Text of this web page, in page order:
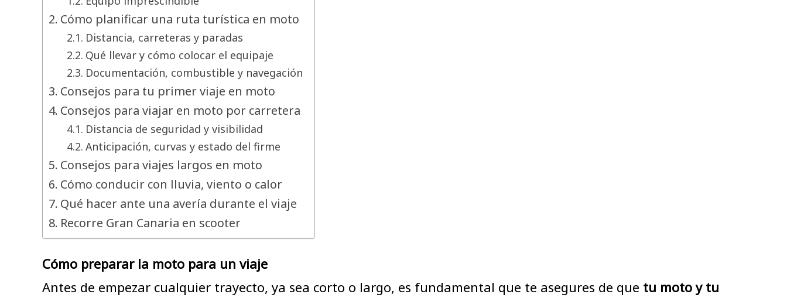
Cómo planificar una ruta turística en moto
Distancia, carreteras y paradas
Qué llevar y cómo colocar el equipaje
Documentación, combustible y navegación
Consejos para tu primer viaje en moto
Consejos para viajar en moto por carretera
Distancia de seguridad y visibilidad
Anticipación, curvas y estado del firme
Consejos para viajes largos en moto
Cómo conducir con lluvia, viento o calor
Qué hacer ante una avería durante el viaje
Recorre Gran Canaria en scooter
Cómo preparar la moto para un viaje
Antes de empezar cualquier trayecto, ya sea corto o largo, es fundamental que te asegures de que tu moto y tu